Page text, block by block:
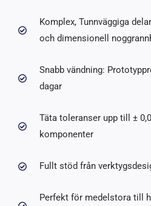
Komplex, Tunnväggiga
och dimensionell
Snabb vändning:
dagar
Täta toleranser upp till ±
komponenter
Fullt stöd från
Perfekt för medelstora till